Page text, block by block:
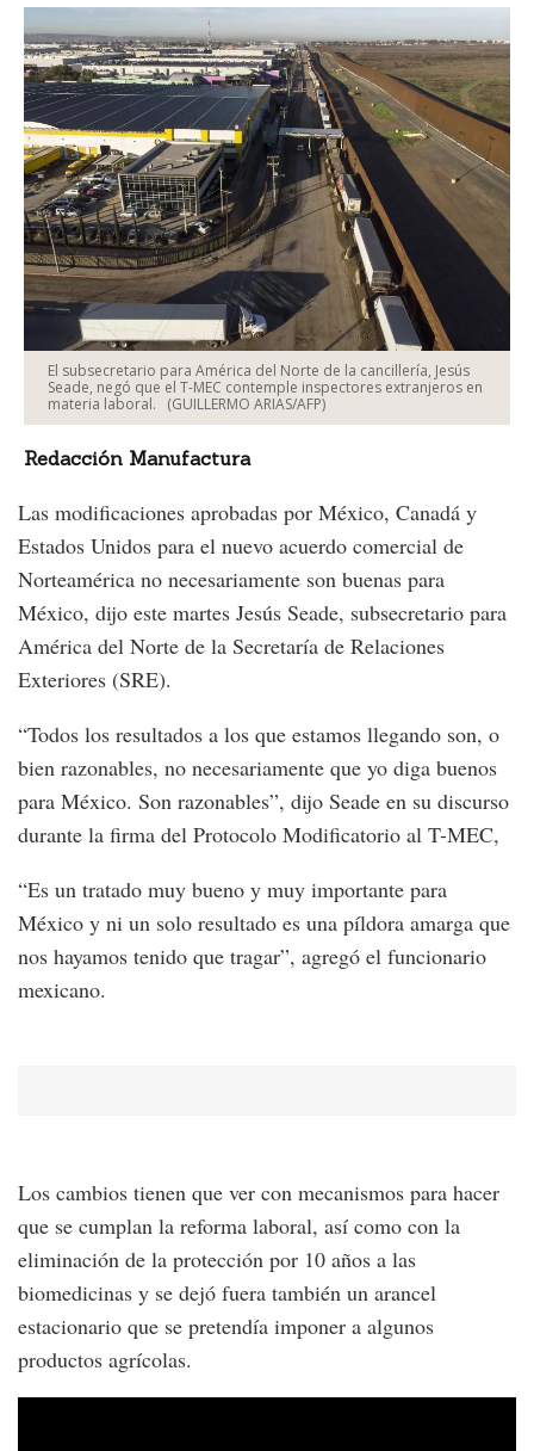
El subsecretario para América del Norte de la cancillería, Jesús
Seade, negó que el T-MEC contemple inspectores extranjeros en
materia laboral.
(GUILLERMO ARIAS/AFP)
Redacción Manufactura
Las modificaciones aprobadas por México, Canadá y
Estados Unidos para el nuevo acuerdo comercial de
Norteamérica no necesariamente son buenas para
México, dijo este martes Jesús Seade, subsecretario para
América del Norte de la Secretaría de Relaciones
Exteriores (SRE).
“Todos los resultados a los que estamos llegando son, o
bien razonables, no necesariamente que yo diga buenos
para México. Son razonables”, dijo Seade en su discurso
durante la firma del Protocolo Modificatorio al T-MEC,
“Es un tratado muy bueno y muy importante para
México y ni un solo resultado es una píldora amarga que
nos hayamos tenido que tragar”, agregó el funcionario
mexicano.
Los cambios tienen que ver con mecanismos para hacer
que se cumplan la reforma laboral, así como con la
eliminación de la protección por 10 años a las
biomedicinas y se dejó fuera también un arancel
estacionario que se pretendía imponer a algunos
productos agrícolas.